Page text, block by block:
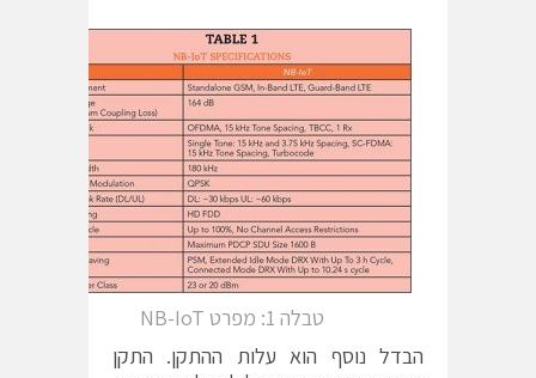
טבלה 1: מפרט NB-IoT
הבדל נוסף הוא עלות ההתקן. התקן